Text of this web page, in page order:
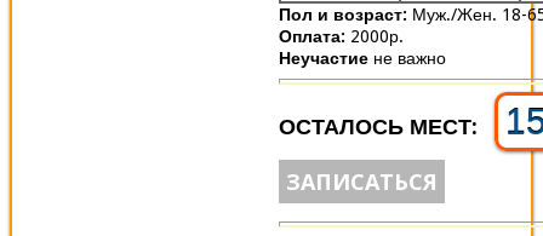
Пол и возраст: Муж./Жен. 18-
Оплата: 2000р.
Неучастие не важно
ОСТАЛОСЬ МЕСТ:
ЗАПИСАТЬСЯ